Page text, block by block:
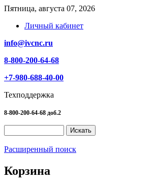
Пятница, августа 07, 2026
Личный кабинет
info@ivcnc.ru
8-800-200-64-68
+7-980-688-40-00
Техподдержка
8-800-200-64-68 доб.2
Расширенный поиск
Корзина